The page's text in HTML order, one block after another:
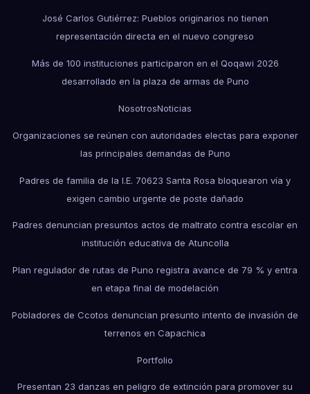
José Carlos Gutiérrez: Pueblos originarios no tienen
representación directa en el nuevo congreso
Más de 100 instituciones participaron en el Qoqawi 2026
desarrollado en la plaza de armas de Puno
NosotrosNoticias
Organizaciones se reúnen con autoridades electas para exponer
las principales demandas de Puno
Padres de familia de la I.E. 70623 Santa Rosa bloquearon vía y
exigen cambio urgente de poste dañado
Padres denuncian presuntos actos de maltrato contra escolar en
institución educativa de Atuncolla
Plan regulador de rutas de Puno registra avance de 79 % y entra
en etapa final de modelación
Pobladores de Ccotos denuncian presunto intento de invasión de
terrenos en Capachica
Portfolio
Presentan 23 danzas en peligro de extinción para promover su